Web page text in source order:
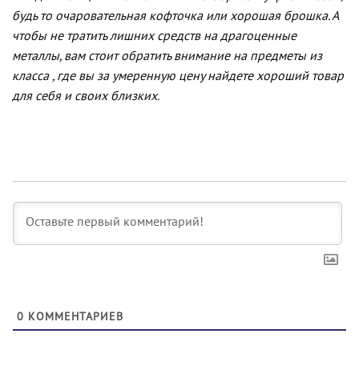
будь то очаровательная кофточка или хорошая брошка. А
чтобы не тратить лишних средств на драгоценные
металлы, вам стоит обратить внимание на предметы из
класса , где вы за умеренную цену найдете хороший товар
для себя и своих близких.
0 КОММЕНТАРИЕВ